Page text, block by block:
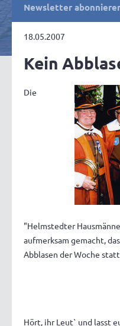
Newsletter
18.05.2007
Kein
Die
"Helmstedter
aufmerksam gemacht,
Abblasen der Woche
Hört, ihr Leut` und lasst